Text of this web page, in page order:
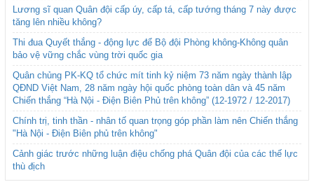
Lương sĩ quan Quân đội cấp úy, cấp tá, cấp tướng tháng 7 này được
tăng lên nhiều không?
Thi đua Quyết thắng - động lực để Bộ đội Phòng không-Không quân
bảo vệ vững chắc vùng trời quốc gia
Quân chủng PK-KQ tổ chức mít tinh kỷ niệm 73 năm ngày thành lập
QĐND Việt Nam, 28 năm ngày hội quốc phòng toàn dân và 45 năm
Chiến thắng “Hà Nội - Điện Biên Phủ trên không” (12-1972 / 12-2017)
Chính trị, tinh thần - nhân tố quan trọng góp phần làm nên Chiến thắng
"Hà Nội - Điện Biên phủ trên không"
Cảnh giác trước những luận điệu chống phá Quân đội của các thế lực
thù địch